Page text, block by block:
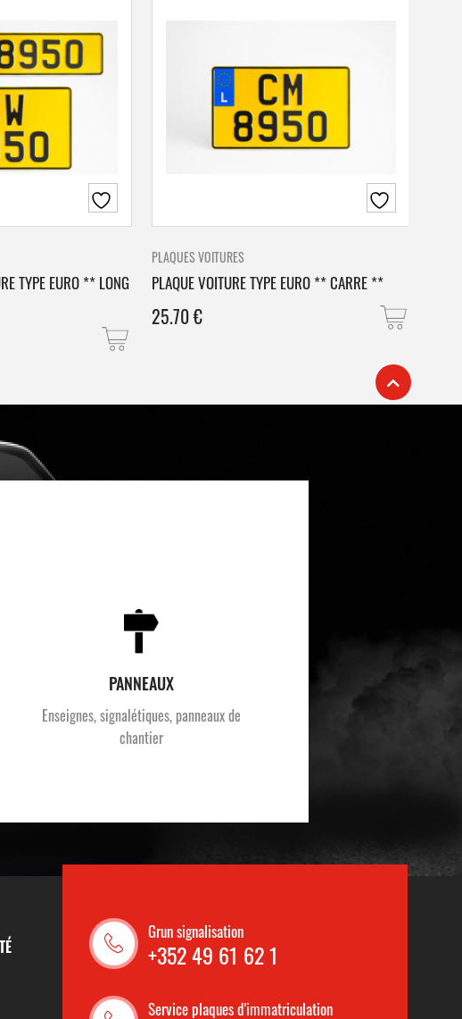
TYPE EURO ** LONG
PLAQUES VOITURES
PLAQUE VOITURE TYPE EURO ** CARRE **
25.70€
PANNEAUX
Enseignes, signalétiques, panneaux de
chantier
Grun signalisation
+352 49 61 62 1
Service plaques d'immatriculation